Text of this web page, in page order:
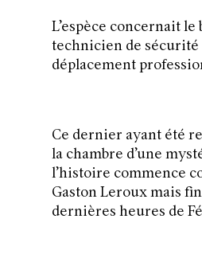
L’espèce concernait le
technicien de sécurité
déplacement
Ce dernier ayant été
la chambre d’une
l’histoire commence
Gaston Leroux mais
dernières heures de